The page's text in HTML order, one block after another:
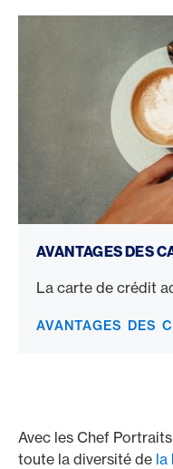
AVANTAGES DES
La carte de crédit
AVANTAGES DES
Avec les Chef
toute la diversité de la